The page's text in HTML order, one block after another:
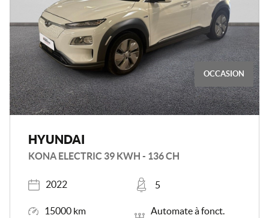
OCCASION
HYUNDAI
KONA ELECTRIC 39 KWH - 136 CH
Année
2022
Places
5
15000 km
Automate à fonct.